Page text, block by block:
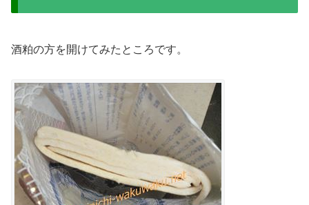
酒粕の方を開けてみたところです。